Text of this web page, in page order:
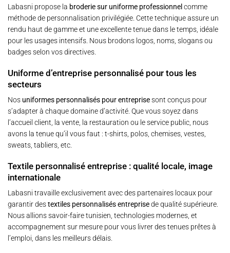
Labasni propose la broderie sur uniforme professionnel comme
méthode de personnalisation privilégiée. Cette technique assure un
rendu haut de gamme et une excellente tenue dans le temps, idéale
pour les usages intensifs. Nous brodons logos, noms, slogans ou
badges selon vos directives.
Uniforme d’entreprise personnalisé pour tous les
secteurs
Nos uniformes personnalisés pour entreprisesont conçus pour
s’adapter à chaque domaine d’activité. Que vous soyez dans
l’accueil client, la vente, la restauration ou le service public, nous
avons la tenue qu’il vous faut : t-shirts, polos, chemises, vestes,
sweats, tabliers, etc.
Textile personnalisé entreprise : qualité locale, image
internationale
Labasni travaille exclusivement avec des partenaires locaux pour
garantir destextiles personnalisés entreprisede qualité supérieure.
Nous allions savoir-faire tunisien, technologies modernes, et
accompagnement sur mesure pour vous livrer des tenues prêtes à
l’emploi, dans les meilleurs délais.